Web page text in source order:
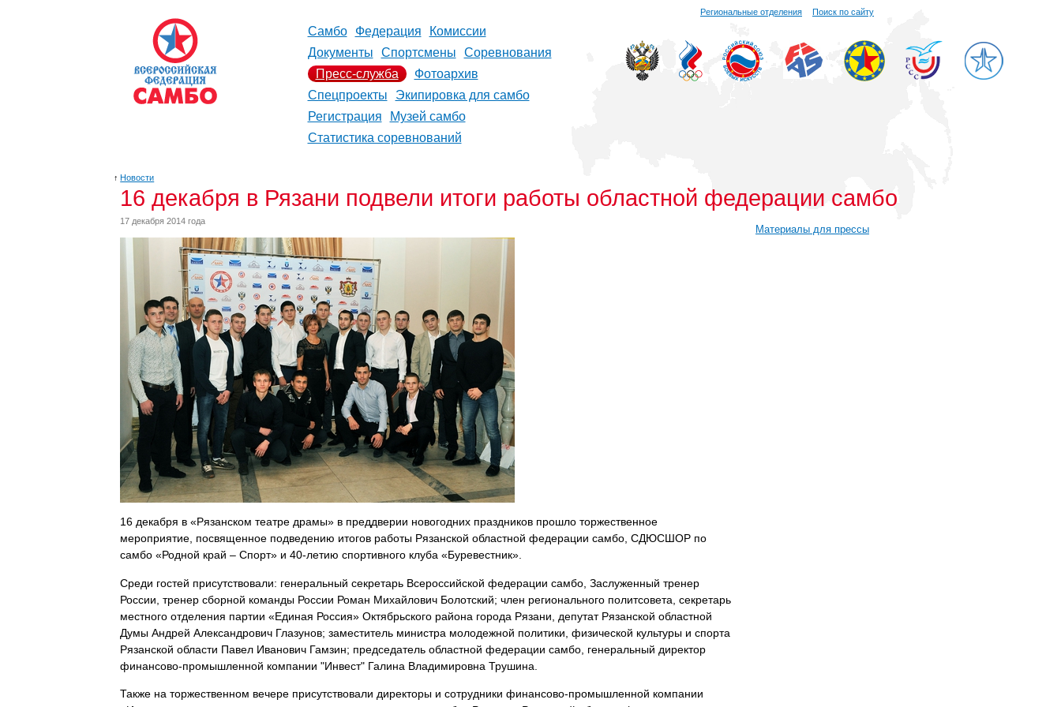
Региональные отделения Поиск по сайту
Самбо Федерация
Комиссии
Документы
Спортсмены
Соревнования
Пресс-служба
Фотоархив
Спецпроекты
Экипировка для самбо
Регистрация
Музей самбо
Статистика соревнований
↑ Новости
16 декабря в Рязани подвели итоги работы областной федерации самбо
17 декабря 2014 года
16 декабря в «Рязанском театре драмы» в преддверии новогодних праздников прошло торжественное
мероприятие, посвященное подведению итогов работы Рязанской областной федерации самбо, СДЮСШОР по
самбо «Родной край – Спорт» и 40-летию спортивного клуба «Буревестник».
Среди гостей присутствовали: генеральный секретарь Всероссийской федерации самбо, Заслуженный тренер
России, тренер сборной команды России Роман Михайлович Болотский; член регионального политсовета, секретарь
местного отделения партии «Единая Россия» Октябрьского района города Рязани, депутат Рязанской областной
Думы Андрей Александрович Глазунов; заместитель министра молодежной политики, физической культуры и спорта
Рязанской области Павел Иванович Гамзин; председатель областной федерации самбо, генеральный директор
финансово-промышленной компании "Инвест" Галина Владимировна Трушина.
Также на торжественном вечере присутствовали директоры и сотрудники финансово-промышленной компании
Материалы для прессы